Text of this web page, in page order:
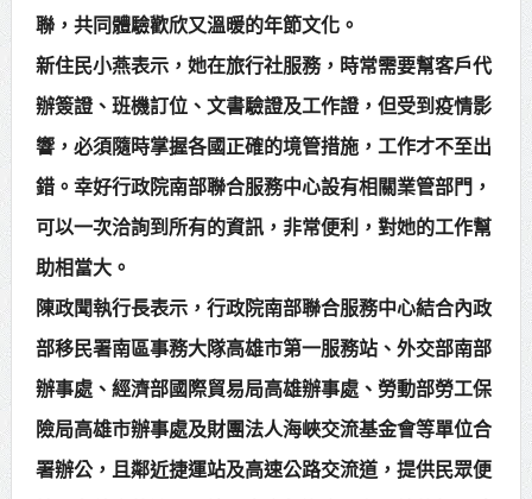
聯，共同體驗歡欣又溫暖的年節文化。
新住民小燕表示，她在旅行社服務，時常需要幫客戶代
辦簽證、班機訂位、文書驗證及工作證，但受到疫情影
響，必須隨時掌握各國正確的境管措施，工作才不至出
錯。幸好行政院南部聯合服務中心設有相關業管部門，
可以一次洽詢到所有的資訊，非常便利，對她的工作幫
助相當大。
陳政聞執行長表示，行政院南部聯合服務中心結合內政
部移民署南區事務大隊高雄市第一服務站、外交部南部
辦事處、經濟部國際貿易局高雄辦事處、勞動部勞工保
險局高雄市辦事處及財團法人海峽交流基金會等單位合
署辦公，且鄰近捷運站及高速公路交流道，提供民眾便